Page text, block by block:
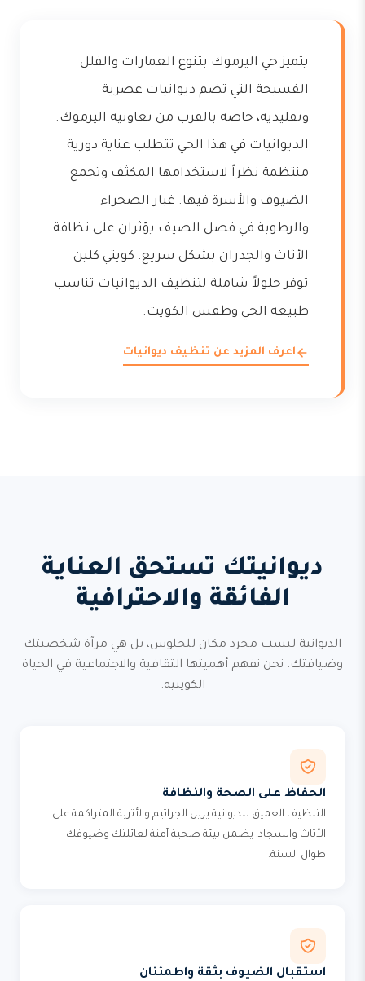
يتميز حي اليرموك بتنوع العمارات والفلل
الفسيحة التي تضم ديوانيات عصرية
وتقليدية، خاصة بالقرب من تعاونية اليرموك.
الديوانيات في هذا الحي تتطلب عناية دورية
منتظمة نظراً لاستخدامها المكثف وتجمع
الضيوف والأسرة فيها. غبار الصحراء
والرطوبة في فصل الصيف يؤثران على نظافة
الأثاث والجدران بشكل سريع. كويتي كلين
توفر حلولاً شاملة لتنظيف الديوانيات تناسب
طبيعة الحي وطقس الكويت.
اعرف المزيد عن تنظيف ديوانيات
ديوانيتك تستحق العناية
الفائقة والاحترافية
الديوانية ليست مجرد مكان للجلوس، بل هي مرآة شخصيتك
وضيافتك. نحن نفهم أهميتها الثقافية والاجتماعية في الحياة
الكويتية.
الحفاظ على الصحة والنظافة
التنظيف العميق للديوانية يزيل الجراثيم والأتربة المتراكمة على
الأثاث والسجاد. يضمن بيئة صحية آمنة لعائلتك وضيوفك
طوال السنة.
استقبال الضيوف بثقة واطمئنان